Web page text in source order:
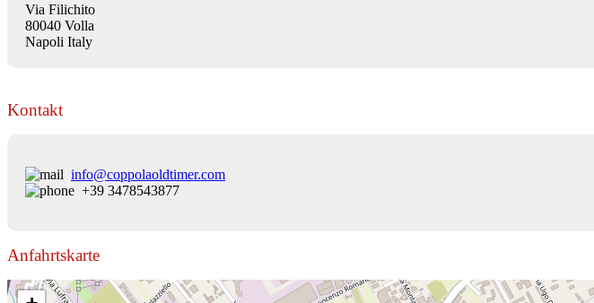
Via Filichito
80040 Volla
Napoli Italy
Kontakt
info@coppolaoldtimer.com
+39 3478543877
Anfahrtskarte